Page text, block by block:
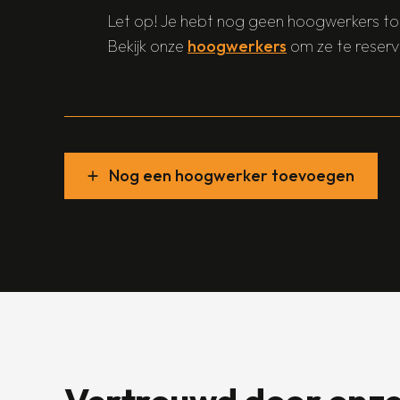
Let op! Je hebt nog geen hoogwerkers
Bekijk onze hoogwerkers om ze te
Nog een hoogwerker toevoegen